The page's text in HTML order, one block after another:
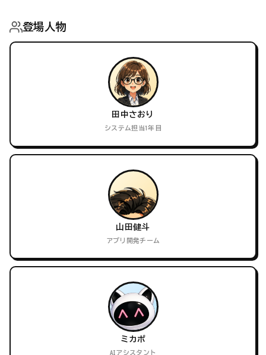
登場人物
田中さおり
システム担当1年目
山田健斗
アプリ開発チーム
ミカポ
AIアシスタント